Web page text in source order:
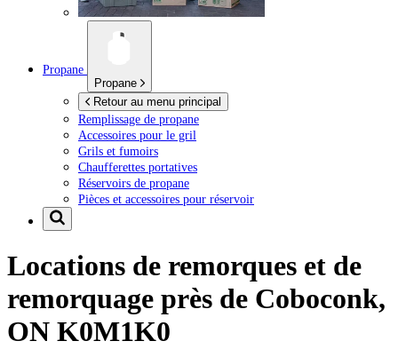
Propane
Propane
Retour au menu principal
Remplissage de propane
Accessoires pour le gril
Grils et fumoirs
Chaufferettes portatives
Réservoirs de propane
Pièces et accessoires pour réservoir
Locations de remorques et de
remorquage près de Coboconk,
ON K0M1K0